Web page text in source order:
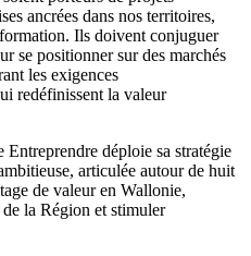
ancrées dans nos territoires,
Ils doivent conjuguer
se positionner sur des marchés
les exigences
redéfinissent la valeur
Entreprendre déploie sa stratégie
articulée autour de huit
de valeur en Wallonie,
la Région et stimuler